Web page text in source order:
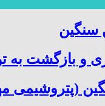
سنگین
و بازگشت به
(پتروشیمی